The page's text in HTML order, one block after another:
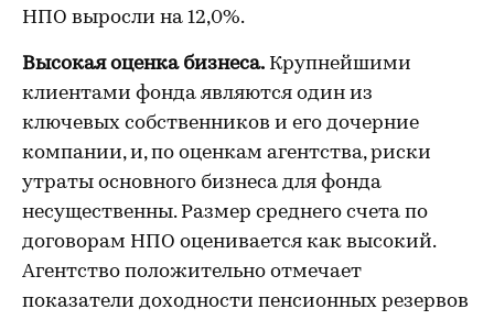
НПО выросли на 12,0%.
Высокая оценка бизнеса. Крупнейшими
клиентами фонда являются один из
ключевых собственников и его дочерние
компании, и, по оценкам агентства, риски
утраты основного бизнеса для фонда
несущественны. Размер среднего счета по
договорам НПО оценивается как высокий.
Агентство положительно отмечает
показатели доходности пенсионных резервов